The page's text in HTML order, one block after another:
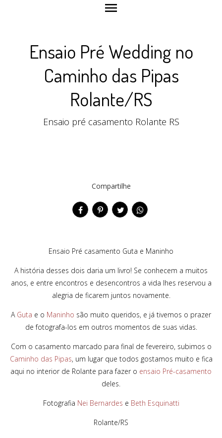
menu
Ensaio Pré Wedding no
Caminho das Pipas
Rolante/RS
Ensaio pré casamento Rolante RS
Compartilhe
Ensaio Pré casamento Guta e Maninho
A história desses dois daria um livro! Se conhecem a muitos
anos, e entre encontros e desencontros a vida lhes reservou a
alegria de ficarem juntos novamente.
A Guta e o Maninho são muito queridos, e já tivemos o prazer
de fotografa-los em outros momentos de suas vidas.
Com o casamento marcado para final de fevereiro, subimos o
Caminho das Pipas, um lugar que todos gostamos muito e fica
aqui no interior de Rolante para fazer o ensaio Pré-casamento
deles.
Fotografia Nei Bernardes e Beth Esquinatti
Rolante/RS